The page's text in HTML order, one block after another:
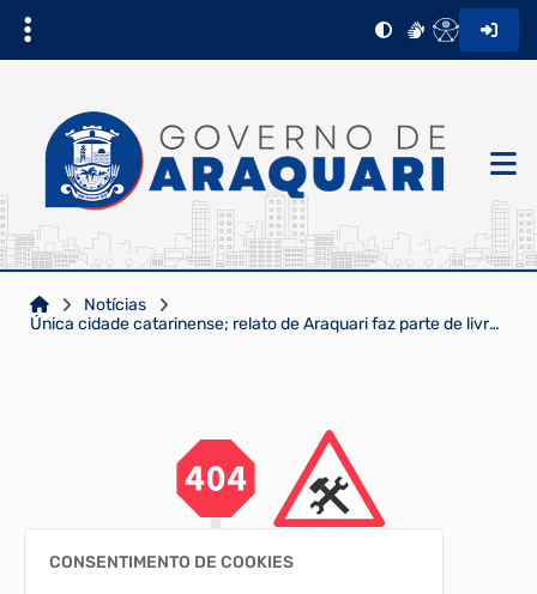
Notícias
Única cidade catarinense; relato de Araquari faz parte de livro lançado na Jornada de Educação Alime...
CONSENTIMENTO DE COOKIES